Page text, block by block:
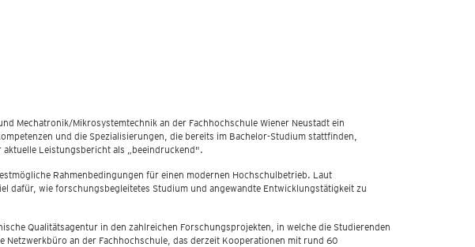
Mechatronik/Mikrosystemtechnik an der Fachhochschule Wiener Neustadt ein
und die Spezialisierungen, die bereits im Bachelor-Studium stattfinden,
Leistungsbericht als „beeindruckend".
Rahmenbedingungen für einen modernen Hochschulbetrieb. Laut
dafür, wie forschungsbegleitetes Studium und angewandte Entwicklungstätigkeit zu
Qualitätsagentur in den zahlreichen Forschungsprojekten, in welche die Studierenden
an der Fachhochschule, das derzeit Kooperationen mit rund 60